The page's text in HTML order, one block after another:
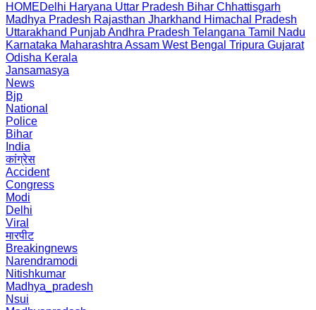
HOMEDelhi Haryana Uttar Pradesh Bihar Chhattisgarh
Madhya Pradesh Rajasthan Jharkhand Himachal Pradesh
Uttarakhand PunjabAndhra Pradesh Telangana Tamil Nadu
Karnataka Maharashtra Assam West Bengal Tripura Gujarat
Odisha Kerala
Jansamasya
News
Bjp
National
Police
Bihar
India
कांग्रेस
Accident
Congress
Modi
Delhi
Viral
मारपीट
Breakingnews
Narendramodi
Nitishkumar
Madhya_pradesh
Nsui